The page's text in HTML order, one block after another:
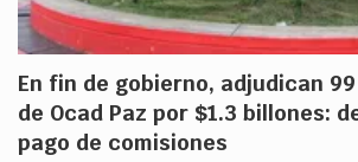
En fin de gobierno, adjudican
de Ocad Paz por $1.3 billones:
pago de comisiones